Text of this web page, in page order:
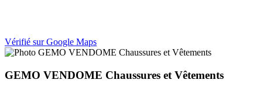
Vérifié sur Google Maps
GEMO VENDOME Chaussures et Vêtements